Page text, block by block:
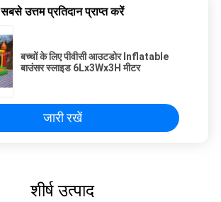
सबसे उत्तम प्रतिदान प्राप्त करें
बच्चों के लिए पीवीसी आउटडोर Inflatable
बाउंसर स्लाइड 6Lx3Wx3H मीटर
जारी रखें
शीर्ष उत्पाद